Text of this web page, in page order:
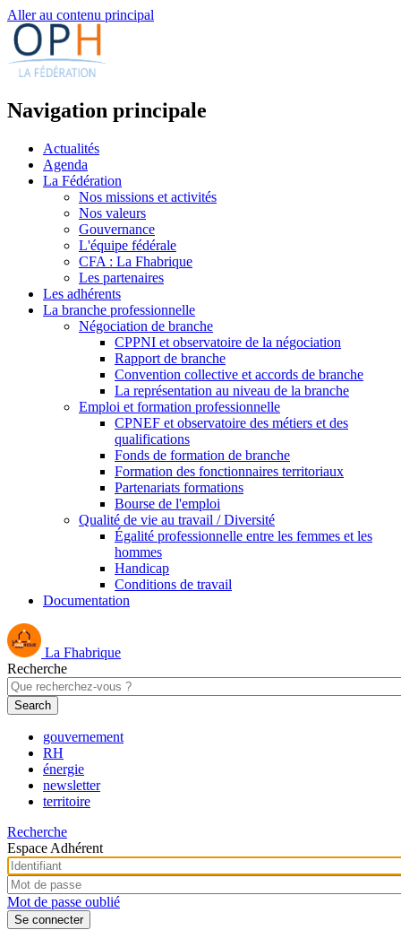
Aller au contenu principal
Navigation principale
Actualités
Agenda
La Fédération
Nos missions et activités
Nos valeurs
Gouvernance
L'équipe fédérale
CFA : La Fhabrique
Les partenaires
Les adhérents
La branche professionnelle
Négociation de branche
CPPNI et observatoire de la négociation
Rapport de branche
Convention collective et accords de branche
La représentation au niveau de la branche
Emploi et formation professionnelle
CPNEF et observatoire des métiers et des
qualifications
Fonds de formation de branche
Formation des fonctionnaires territoriaux
Partenariats formations
Bourse de l'emploi
Qualité de vie au travail / Diversité
Égalité professionnelle entre les femmes et les
hommes
Handicap
Conditions de travail
Documentation
La Fhabrique
Recherche
gouvernement
RH
énergie
newsletter
territoire
Recherche
Espace Adhérent
Mot de passe oublié